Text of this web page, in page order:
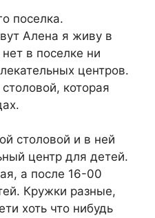
поселка.
Алена я живу в
в поселке ни
центров.
которая
столовой и в ней
центр для детей.
а после 16-00
Кружки разные,
хоть что нибудь